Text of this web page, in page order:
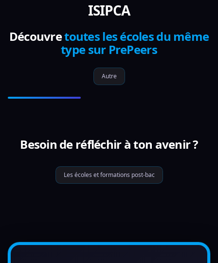
ISIPCA
Découvretoutes les écoles du même
type sur PrePeers
Autre
Besoin de réfléchir à ton avenir ?
Les écoles et formations post-bac